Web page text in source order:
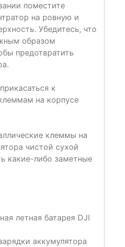
поместите
на ровную и
Убедитесь, что
образом
предотвратить
к
на корпусе
клеммы на
чистой сухой
какие-либо заметные
летная батарея DJI
аккумулятора